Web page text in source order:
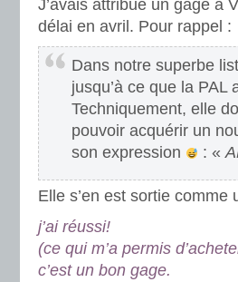
J’avais attribué un gage à
délai en avril. Pour rappel :
Dans notre superbe
jusqu’à ce que la PAL
Techniquement, elle
pouvoir acquérir un
son expression
: «
Elle s’en est sortie
j’ai réussi!
(ce qui m’a permis
c’est un bon gage.